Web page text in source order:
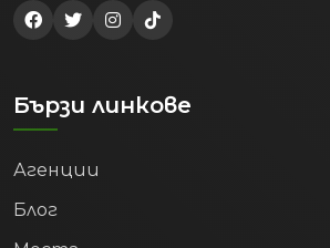
Бързи линкове
Агенции
Блог